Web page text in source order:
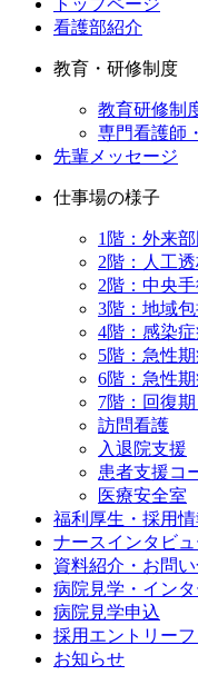
トップページ
看護部紹介
教育・研修制度
教育研修制
専門看護師
先輩メッセージ
仕事場の様子
1階：外来部
2階：人工
2階：中央
3階：地域
4階：感染
5階：急性
6階：急性
7階：回復
訪問看護
入退院支援
患者支援コ
医療安全室
福利厚生・採用情
ナースインタビュ
資料紹介・お問
病院見学・イン
病院見学申込
採用エントリー
お知らせ